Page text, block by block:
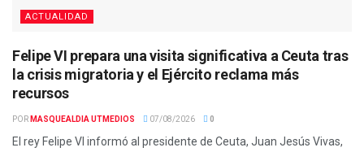
ACTUALIDAD
Felipe VI prepara una visita significativa a Ceuta tras
la crisis migratoria y el Ejército reclama más
recursos
POR MASQUEALDIA UTMEDIOS 07/08/2026 0
El rey Felipe VI informó al presidente de Ceuta, Juan Jesús Vivas,